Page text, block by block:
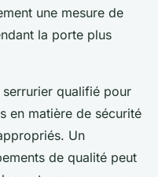
une mesure de
la porte plus
qualifié pour
en matière de sécurité
Un
de qualité peut